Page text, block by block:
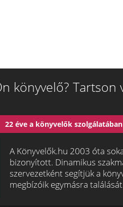
könyvelő? Tartson
22 éve a könyvelők szolgálatában
A Könyvelők.hu 2003 óta
bizonyított. Dinamikus
szervezetként segítjük a
megbízóik egymásra